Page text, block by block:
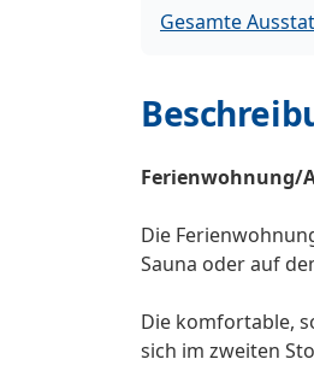
Gesamte
Ferienwohnung/
Die
Sauna oder auf
Die komfortable,
sich im zweiten